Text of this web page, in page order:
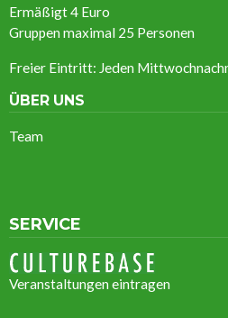
Ermäßigt4 Euro
Gruppen maximal 25 Personen
Freier Eintritt: Jeden
ÜBER UNS
Team
SERVICE
Veranstaltungen eintragen